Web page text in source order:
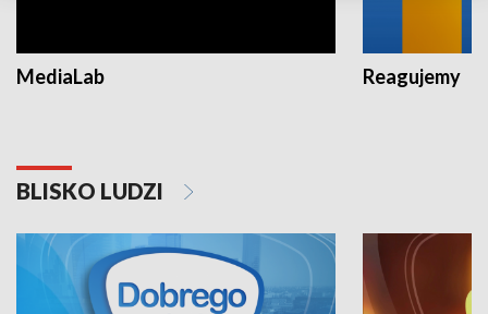
MediaLab Reagujemy
BLISKO LUDZI